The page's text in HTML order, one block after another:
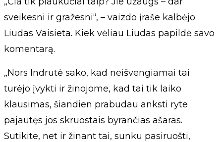
sveikesni ir gražesni“, – vaizdo įraše kalbėjo
Liudas Vaisieta. Kiek vėliau Liudas papildė savo
komentarą.
„Nors Indrutė sako, kad neišvengiamai tai
turėjo įvykti ir žinojome, kad tai tik laiko
klausimas, šiandien prabudau anksti ryte
pajautęs jos skruostais byrančias ašaras.
Sutikite, net ir žinant tai, sunku pasiruošti,